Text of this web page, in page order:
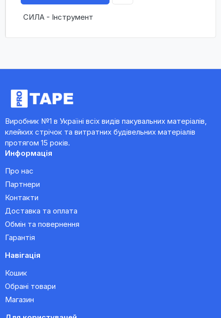
СИЛА - Інструмент
Виробник №1 в Україні всіх видів пакувальних матеріалів,
клейких стрічок та витратних будівельних матеріалів
протягом 15 років.
Информація
Про нас
Партнери
Контакти
Доставка та оплата
Обмін та повернення
Гарантія
Навігація
Кошик
Обрані товари
Магазин